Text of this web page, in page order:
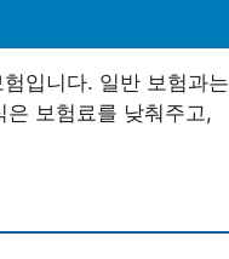
입니다. 일반 보험과는
보험료를 낮춰주고,